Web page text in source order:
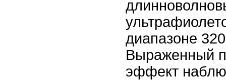
диапазоне
Выраженный
эффект